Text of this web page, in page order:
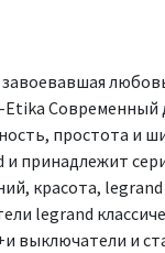
Современный
простота и
принадлежит
красота,
legrand
выключатели и